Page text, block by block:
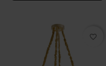
favorite_border